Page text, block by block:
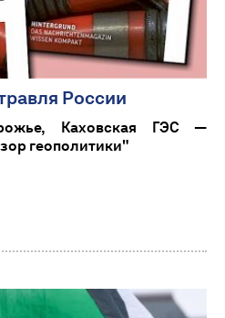
России
Каховская ГЭС —
геополитики"